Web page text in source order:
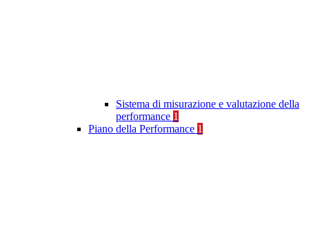
Sistema di misurazione e valutazione della
performance 1
Piano della Performance 1